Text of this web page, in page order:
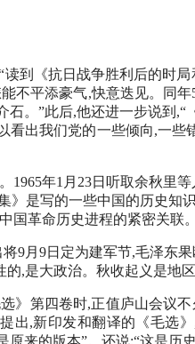
到《抗日战争胜利后的时
不平添豪气,快意迭见。同
。”此后,他还进一步说到
出我们党的一些倾向,一
年1月23日听取余秋里
是写的一些中国的历史
国革命历史进程的紧密关联。
9月9日定为建军节,毛泽东
,是大政治。秋收起义是地
》第四卷时,正值庐山会议
出,新印发和翻译的《毛
原来的版本”。还说:“这是